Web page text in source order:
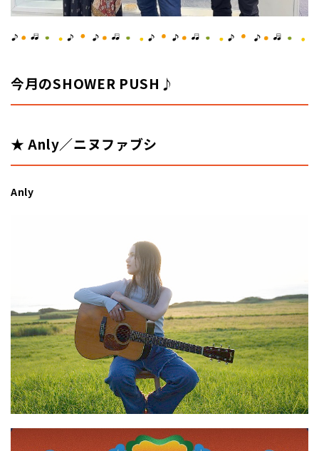
今月のSHOWER PUSH♪
★ Anly／ニヌファブシ
Anly